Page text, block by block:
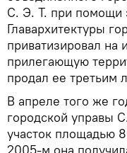
С. Э. Т. при помощи
Главархитектуры
приватизировал
прилегающую
продал ее третьим
В апреле того же
городской управы
участок площадью
2005-м она